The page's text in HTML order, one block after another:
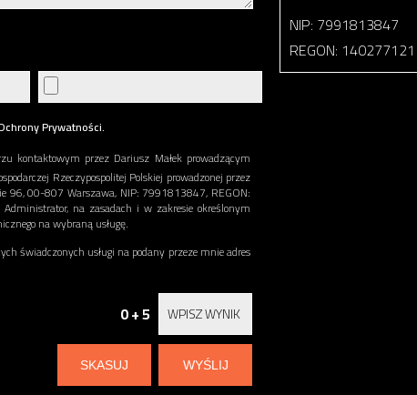
Prywatności.
kontaktowym przez Dariusz Małek prowadzącym
Rzeczypospolitej Polskiej prowadzonej przez
96, 00-807 Warszawa, NIP: 7991813847, REGON:
na zasadach i w zakresie określonym
na wybraną usługę.
świadczonych usługi na podany przeze mnie adres
0 + 5
NIP: 7991813847
REGON: 140277121